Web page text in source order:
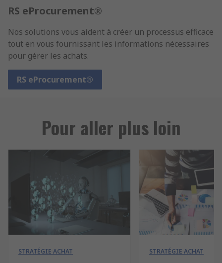
RS eProcurement®
Nos solutions vous aident à créer un processus efficace
tout en vous fournissant les informations nécessaires
pour gérer les achats.
RS eProcurement®
Pour aller plus loin
STRATÉGIE ACHAT STRATÉGIE ACHAT